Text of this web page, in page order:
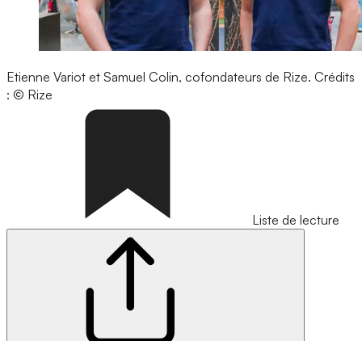
Etienne Variot et Samuel Colin, cofondateurs de Rize. Crédits
: © Rize
Liste de lecture